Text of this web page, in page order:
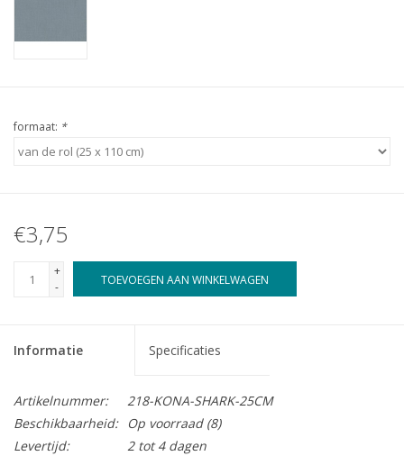
formaat: *
€3,75
+
-
TOEVOEGEN AAN WINKELWAGEN
Informatie Specificaties
Artikelnummer:
218-KONA-SHARK-25CM
Beschikbaarheid:
Op voorraad(8)
Levertijd:
2 tot 4 dagen